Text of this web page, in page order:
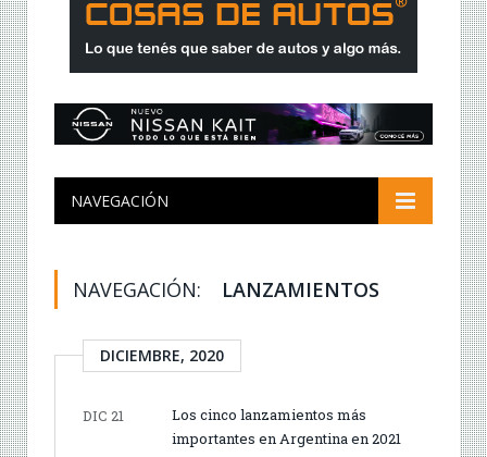
NAVEGACIÓN
NAVEGACIÓN: LANZAMIENTOS
DICIEMBRE, 2020
DIC 21
Los cinco lanzamientos más
importantes en Argentina en 2021